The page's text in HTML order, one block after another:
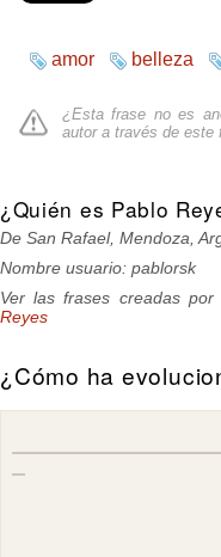
amor belleza
¿Esta frase no es
autor a través de este
¿Quién es Pablo
De San Rafael, Mendoza,
Nombre usuario: pablorsk
Ver las frases creadas por
Reyes
¿Cómo ha